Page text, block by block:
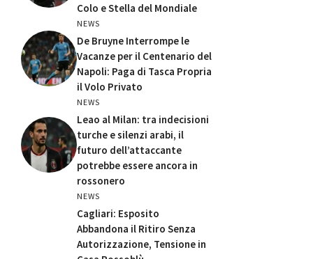
Colo e Stella del Mondiale
NEWS
De Bruyne Interrompe le
Vacanze per il Centenario del
Napoli: Paga di Tasca Propria
il Volo Privato
NEWS
Leao al Milan: tra indecisioni
turche e silenzi arabi, il
futuro dell’attaccante
potrebbe essere ancora in
rossonero
NEWS
Cagliari: Esposito
Abbandona il Ritiro Senza
Autorizzazione, Tensione in